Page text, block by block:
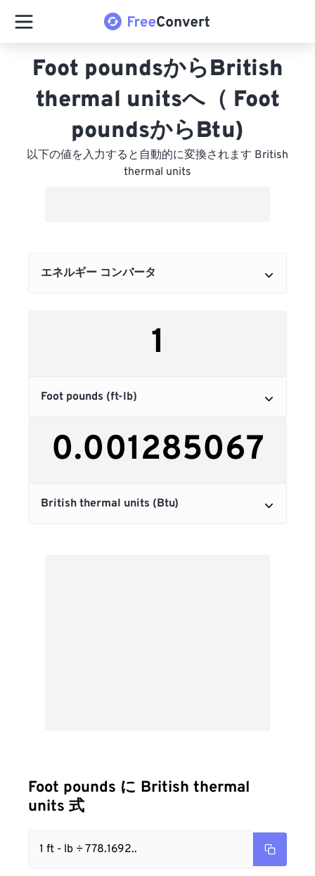
Foot poundsからBritish
thermal unitsへ（ Foot
poundsからBtu)
以下の値を入力すると自動的に変換されます British
thermal units
Foot pounds に British thermal
units 式
1 ft - lb ÷ 778.1692..